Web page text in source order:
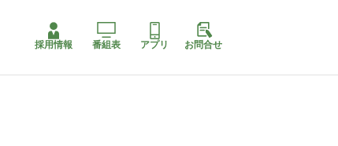
採用情報 番組表 アプリ お問合せ